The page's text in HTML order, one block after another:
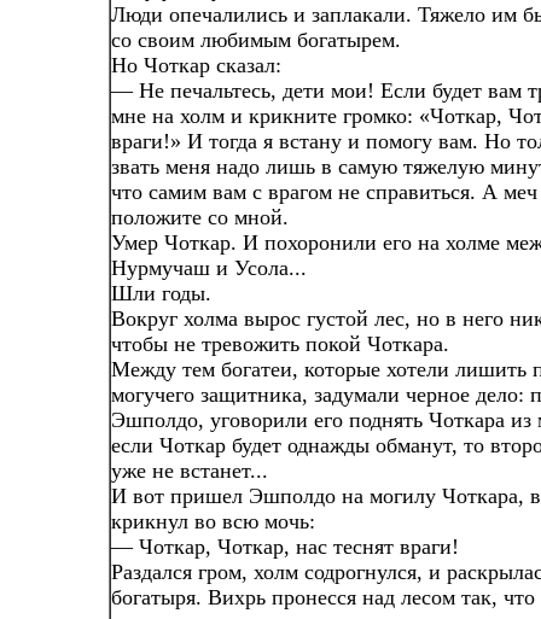
Люди опечалились и заплакали. Тяжело им
со своим любимым богатырем.
Но Чоткар сказал:
— Не печальтесь, дети мои! Если будет вам
мне на холм и крикните громко: «Чоткар,
враги!» И тогда я встану и помогу вам. Но
звать меня надо лишь в самую тяжелую
что самим вам с врагом не справиться. А
положите со мной.
Умер Чоткар. И похоронили его на холме
Нурмучаш и Усола...
Шли годы.
Вокруг холма вырос густой лес, но в него
чтобы не тревожить покой Чоткара.
Между тем богатеи, которые хотели лишить
могучего защитника, задумали черное дело:
Эшполдо, уговорили его поднять Чоткара из
если Чоткар будет однажды обманут, то
уже не встанет...
И вот пришел Эшполдо на могилу Чоткара,
крикнул во всю мочь:
— Чоткар, Чоткар, нас теснят враги!
Раздался гром, холм содрогнулся, и
богатыря. Вихрь пронесся над лесом так, что